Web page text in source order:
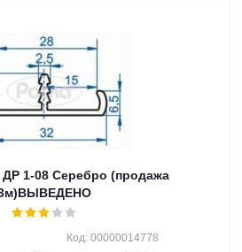
1-08 Серебро (продажа
Код: 00000014778